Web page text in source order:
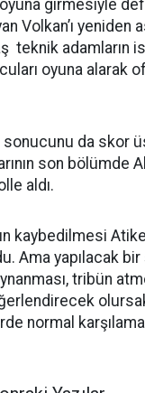
girmesiyle
Volkan’ı yeniden
teknik adamların
oyuna alarak
sonucunu da skor
son bölümde
aldı.
kaybedilmesi
Ama yapılacak bir
tribün
normal